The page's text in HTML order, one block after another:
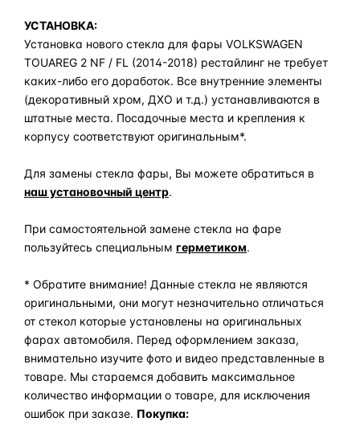
УСТАНОВКА:
Установка нового стекла для фары VOLKSWAGEN
TOUAREG 2 NF / FL (2014-2018) рестайлинг не требует
каких-либо его доработок. Все внутренние элементы
(декоративный хром, ДХО и т.д.) устанавливаются в
штатные места. Посадочные места и крепления к
корпусу соответствуют оригинальным*.
Для замены стекла фары, Вы можете обратиться в
наш установочный центр.
При самостоятельной замене стекла на фаре
пользуйтесь специальным герметиком.
* Обратите внимание! Данные стекла не являются
оригинальными, они могут незначительно отличаться
от стекол которые установлены на оригинальных
фарах автомобиля. Перед оформлением заказа,
внимательно изучите фото и видео представленные в
товаре. Мы стараемся добавить максимальное
количество информации о товаре, для исключения
ошибок при заказе. Покупка: